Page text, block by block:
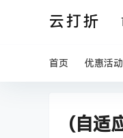
云打折
首页 优惠活动
(自适